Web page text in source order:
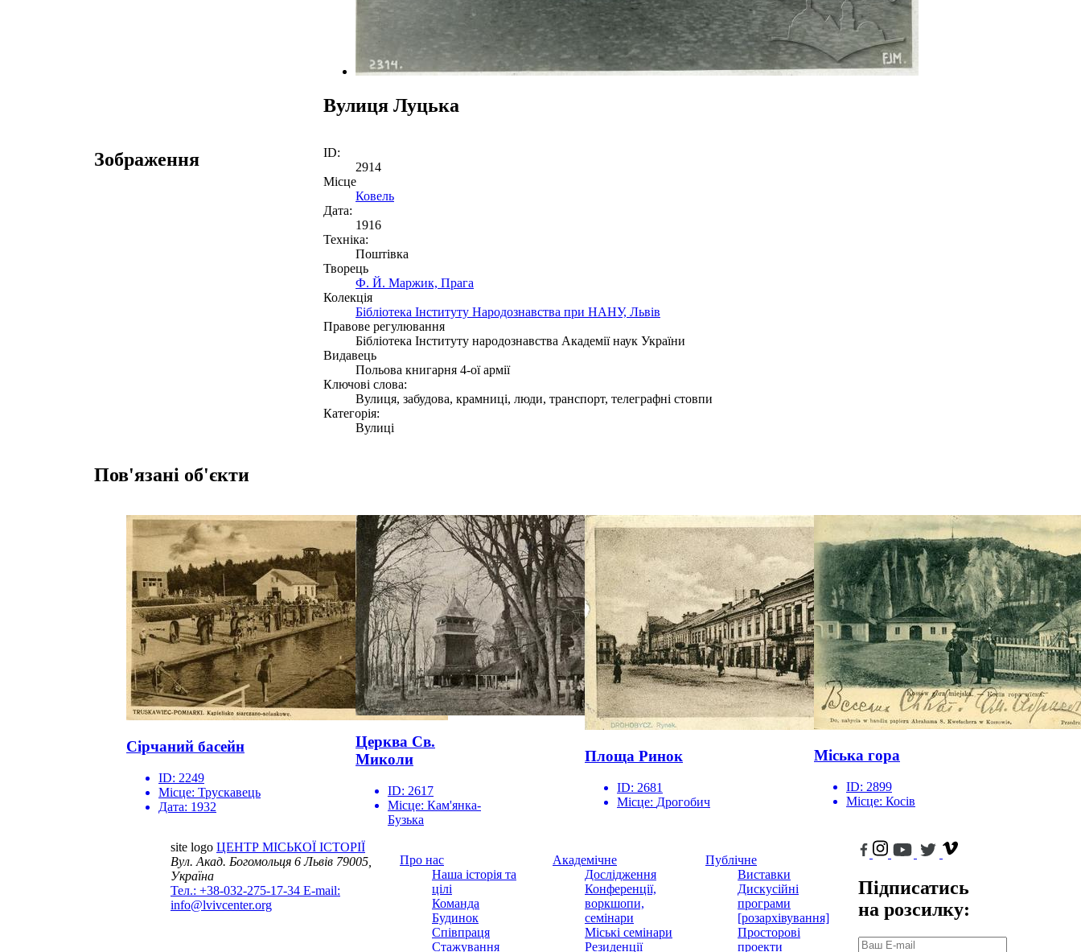
Вулиця Луцька
Зображення
ID:
2914
Місце
Ковель
Дата:
1916
Техніка:
Поштівка
Творець
Ф. Й. Маржик, Прага
Колекція
Бібліотека Інституту Народознавства при НАНУ, Львів
Правове регулювання
Бібліотека Інституту народознавства Академії наук України
Видавець
Польова книгарня 4-ої армії
Ключові слова:
Вулиця, забудова, крамниці, люди, транспорт, телеграфні стовпи
Категорія:
Вулиці
Пов'язані об'єкти
Сірчаний басейн
ID: 2249
Місце: Трускавець
Дата: 1932
Церква Св.
Миколи
ID: 2617
Місце: Кам'янка-
Бузька
Площа Ринок
ID: 2681
Місце: Дрогобич
Міська гора
ID: 2899
Місце: Косів
site logo ЦЕНТР МІСЬКОЇ ІСТОРІЇ
Вул. Акад. Богомольця 6Львів 79005,
Україна
Тел.: +38-032-275-17-34 E-mail:
info@lvivcenter.org
Про нас
Наша історія та
цілі
Команда
Будинок
Співпраця
Стажування
Академічне
Дослідження
Конференції,
воркшопи,
семінари
Міські семінари
Резиденції
Публічне
Виставки
Дискусійні
програми
[розархівування]
Просторові
проекти
Підписатись
на розсилку: